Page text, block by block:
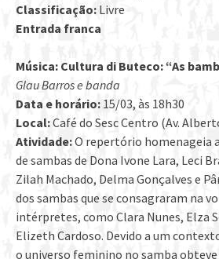
Classificação: Livre
Entrada franca
Música: Cultura di Buteco: “As
Glau Barros e banda
Data e horário: 15/03, às 18h30
Local:Café do Sesc Centro (Av.
Atividade:O repertório homenageia
de sambas de Dona Ivone Lara, Leci
Zilah Machado, Delma Gonçalves e
dos sambas que se consagraram na
intérpretes, como Clara Nunes, Elza
Elizeth Cardoso. Devido a um
o universo feminino no samba